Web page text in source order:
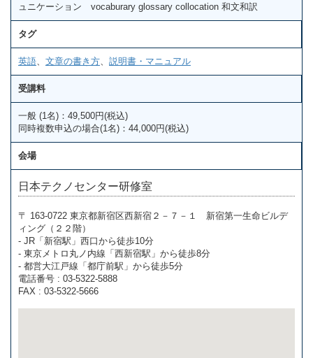
ュニケーション vocaburary glossary collocation 和文和訳
タグ
英語 文章の書き方 説明書・マニュアル
受講料
一般 (1名)：49,500円(税込)
同時複数申込の場合(1名)：44,000円(税込)
会場
日本テクノセンター研修室
〒 163-0722 東京都新宿区西新宿２－７－１ 新宿第一生命ビルデ
ィング（２２階）
- JR「新宿駅」西口から徒歩10分
- 東京メトロ丸ノ内線「西新宿駅」から徒歩8分
- 都営大江戸線「都庁前駅」から徒歩5分
電話番号 : 03-5322-5888
FAX : 03-5322-5666